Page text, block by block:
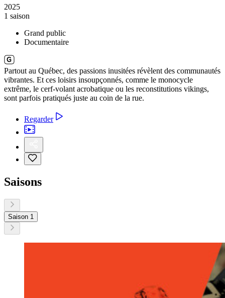
2025
1 saison
Grand public
Documentaire
Partout au Québec, des passions inusitées révèlent des communautés
vibrantes. Et ces loisirs insoupçonnés, comme le monocycle
extrême, le cerf-volant acrobatique ou les reconstitutions vikings,
sont parfois pratiqués juste au coin de la rue.
Regarder
Saisons
Saison 1